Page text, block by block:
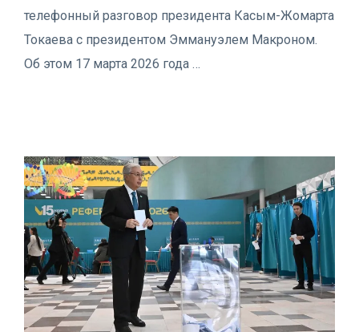
телефонный разговор президента Касым-Жомарта
Токаева с президентом Эммануэлем Макроном.
Об этом 17 марта 2026 года …